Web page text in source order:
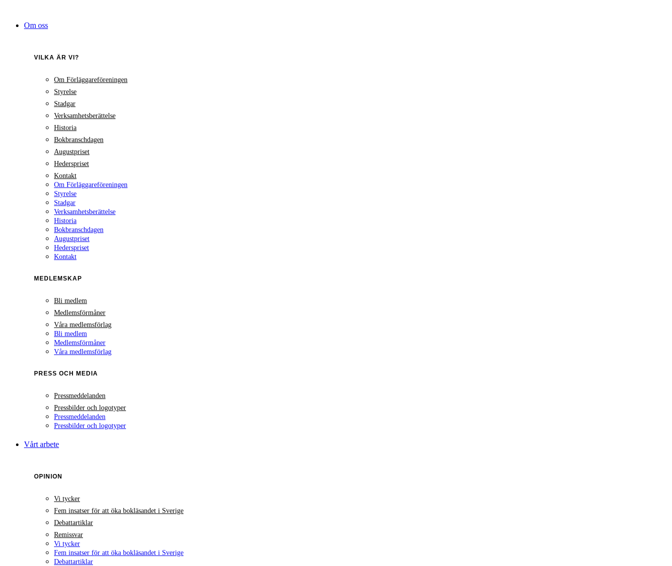
innehållOm oss
VILKA ÄR VI?
Om Förläggareföreningen
Styrelse
Stadgar
Verksamhetsberättelse
Historia
Bokbranschdagen
Augustpriset
Hederspriset
Kontakt
Om Förläggareföreningen
Styrelse
Stadgar
Verksamhetsberättelse
Historia
Bokbranschdagen
Augustpriset
Hederspriset
Kontakt
MEDLEMSKAP
Bli medlem
Medlemsförmåner
Våra medlemsförlag
Bli medlem
Medlemsförmåner
Våra medlemsförlag
PRESS OCH MEDIA
Pressmeddelanden
Pressbilder och logotyper
Pressmeddelanden
Pressbilder och logotyper
Vårt arbete
OPINION
Vi tycker
Fem insatser för att öka bokläsandet i Sverige
Debattartiklar
Remissvar
Vi tycker
Fem insatser för att öka bokläsandet i Sverige
Debattartiklar